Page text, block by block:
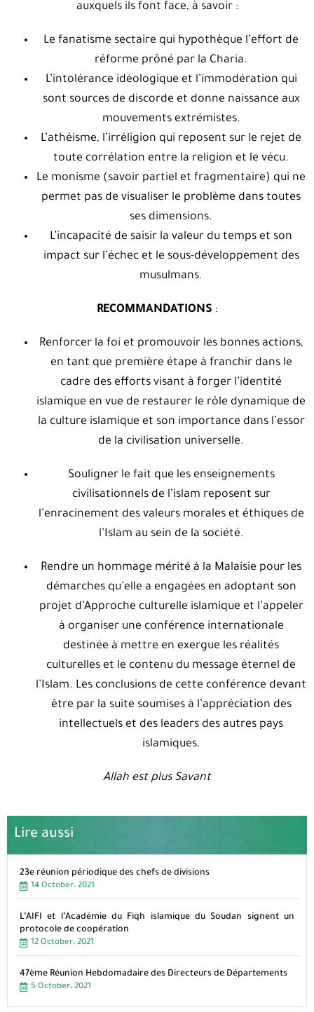
auxquels ils font face, à savoir :
Le fanatisme sectaire qui hypothèque l’effort de
réforme prôné par la Charia.
L’intolérance idéologique et l’immodération qui
sont sources de discorde et donne naissance aux
mouvements extrémistes.
L’athéisme, l’irréligion qui reposent sur le rejet de
toute corrélation entre la religion et le vécu.
Le monisme (savoir partiel et fragmentaire) qui ne
permet pas de visualiser le problème dans toutes
ses dimensions.
L’incapacité de saisir la valeur du temps et son
impact sur l’échec et le sous-développement des
musulmans.
RECOMMANDATIONS :
Renforcer la foi et promouvoir les bonnes actions,
en tant que première étape à franchir dans le
cadre des efforts visant à forger l’identité
islamique en vue de restaurer le rôle dynamique de
la culture islamique et son importance dans l’essor
de la civilisation universelle.
Souligner le fait que les enseignements
civilisationnels de l’islam reposent sur
l’enracinement des valeurs morales et éthiques de
l’Islam au sein de la société.
Rendre un hommage mérité à la Malaisie pour les
démarches qu’elle a engagées en adoptant son
projet d’Approche culturelle islamique et l’appeler
à organiser une conférence internationale
destinée à mettre en exergue les réalités
culturelles et le contenu du message éternel de
l’Islam. Les conclusions de cette conférence devant
être par la suite soumises à l’appréciation des
intellectuels et des leaders des autres pays
islamiques.
Allah est plus Savant
Lire aussi
23e réunion périodique des chefs de divisions
14 October، 2021
L’AIFI et l’Académie du Fiqh islamique du Soudan signent un
protocole de coopération
12 October، 2021
47ème Réunion Hebdomadaire des Directeurs de Départements
5 October، 2021